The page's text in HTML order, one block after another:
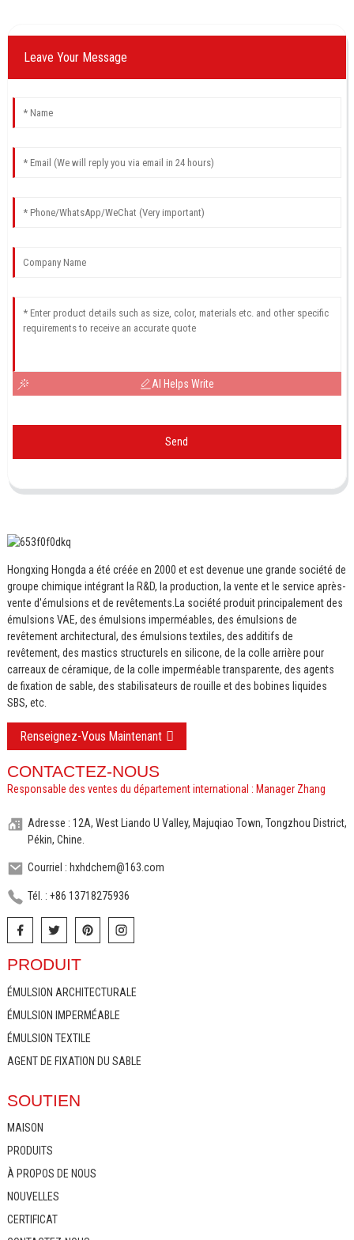
Leave Your Message
AI Helps Write
Send
Hongxing Hongda a été créée en 2000 et est devenue une grande société de
groupe chimique intégrant la R&D, la production, la vente et le service après-
vente d'émulsions et de revêtements.
La société produit principalement des
émulsions VAE, des émulsions imperméables, des émulsions de
revêtement architectural, des émulsions textiles, des additifs de
revêtement, des mastics structurels en silicone, de la colle arrière pour
carreaux de céramique, de la colle imperméable transparente, des agents
de fixation de sable, des stabilisateurs de rouille et des bobines liquides
SBS, etc.
Renseignez-Vous Maintenant
CONTACTEZ-NOUS
Responsable des ventes du département international : Manager Zhang
Adresse : 12A, West Liando U Valley, Majuqiao Town, Tongzhou District,
Pékin, Chine.
Courriel : hxhdchem@163.com
Tél. : +86 13718275936
PRODUIT
ÉMULSION ARCHITECTURALE
ÉMULSION IMPERMÉABLE
ÉMULSION TEXTILE
AGENT DE FIXATION DU SABLE
SOUTIEN
MAISON
PRODUITS
À PROPOS DE NOUS
NOUVELLES
CERTIFICAT